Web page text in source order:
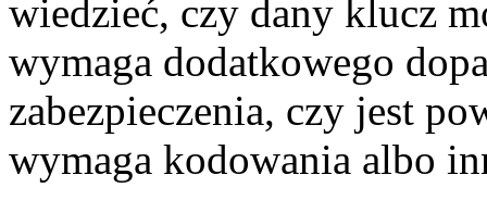
wiedzieć, czy dany klucz
wymaga dodatkowego
zabezpieczenia, czy jest
wymaga kodowania albo